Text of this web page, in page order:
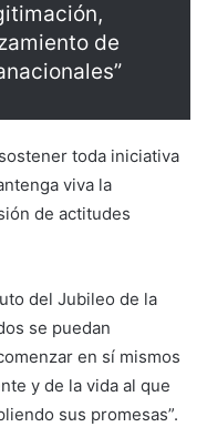
de
toda iniciativa
viva la
de actitudes
del Jubileo de la
se puedan
en sí mismos
y de la vida al que
sus promesas”.